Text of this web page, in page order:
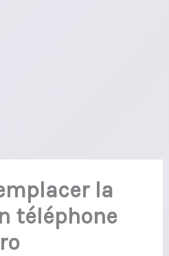
la
téléphone